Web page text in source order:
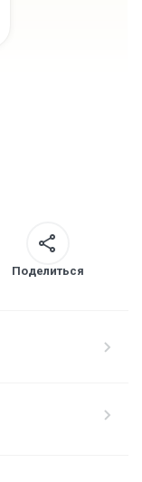
Поделиться